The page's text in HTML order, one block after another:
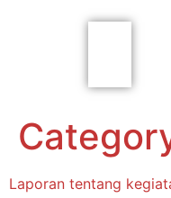
Laporan tentang